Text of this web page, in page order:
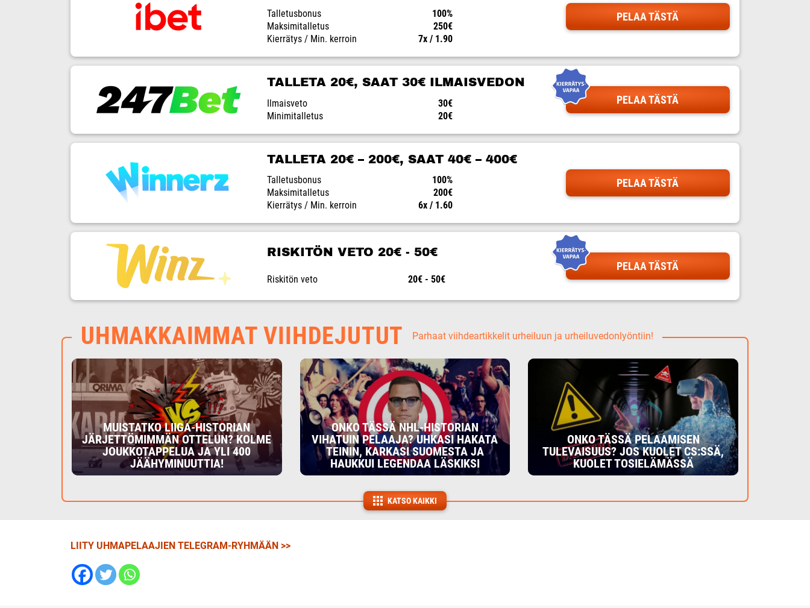
Talletusbonus
100%
Maksimitalletus
250€
Kierrätys / Min. kerroin
7x / 1.90
PELAA TÄSTÄ
TALLETA 20€, SAAT 30€ ILMAISVEDON
Ilmaisveto
30€
Minimitalletus
20€
PELAA TÄSTÄ
TALLETA 20€ – 200€, SAAT 40€ – 400€
Talletusbonus
100%
Maksimitalletus
200€
Kierrätys / Min. kerroin
6x / 1.60
PELAA TÄSTÄ
RISKITÖN VETO 20€ - 50€
Riskitön veto 20€ - 50€
PELAA TÄSTÄ
UHMAKKAIMMAT VIIHDEJUTUT Parhaat viihdeartikkelit urheiluun ja urheiluvedonlyöntiin!
MUISTATKO LIIGA-HISTORIAN
JÄRJETTÖMIMMÄN OTTELUN? KOLME
JOUKKOTAPPELUA JA YLI 400
JÄÄHYMINUUTTIA!
ONKO TÄSSÄ NHL-HISTORIAN
VIHATUIN PELAAJA? UHKASI HAKATA
TEININ, KARKASI SUOMESTA JA
HAUKKUI LEGENDAA LÄSKIKSI
ONKO TÄSSÄ PELAAMISEN
TULEVAISUUS? JOS KUOLET CS:SSÄ,
KUOLET TOSIELÄMÄSSÄ
KATSO KAIKKI
LIITY UHMAPELAAJIEN TELEGRAM-RYHMÄÄN >>